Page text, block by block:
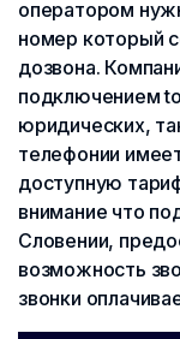
оператором
номер который
дозвона.
подключением
юридических,
телефонии
доступную
внимание что
Словении,
возможность
звонки